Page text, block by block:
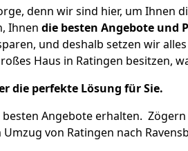
denn wir sind hier, um Ihnen
Ihnen die besten Angebote und
und deshalb setzen wir
Haus in Ratingen besitzen,
die perfekte Lösung für Sie.
Angebote erhalten.
von Ratingen nach